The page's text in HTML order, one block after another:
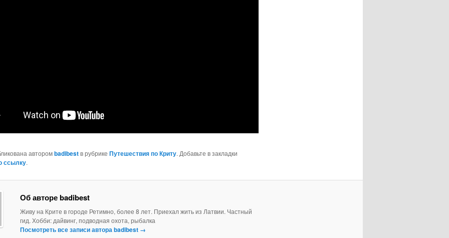
авторомbadibestв рубрике Путешествия по Криту. Добавьте в закладки
ссылку.
Об авторе badibest
Живу на Крите в городе Ретимно, более 8 лет. Приехал жить из Латвии. Частный
гид. Хобби: дайвинг, подводная охота, рыбалка
Посмотреть все записи автора badibest →